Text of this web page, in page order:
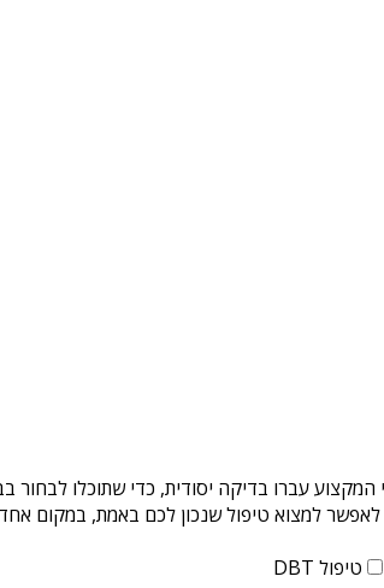
המקצוע עברו בדיקה יסודית, כדי שתוכלו לבחור
למצוא טיפול שנכון לכם באמת, במקום
טיפול DBT